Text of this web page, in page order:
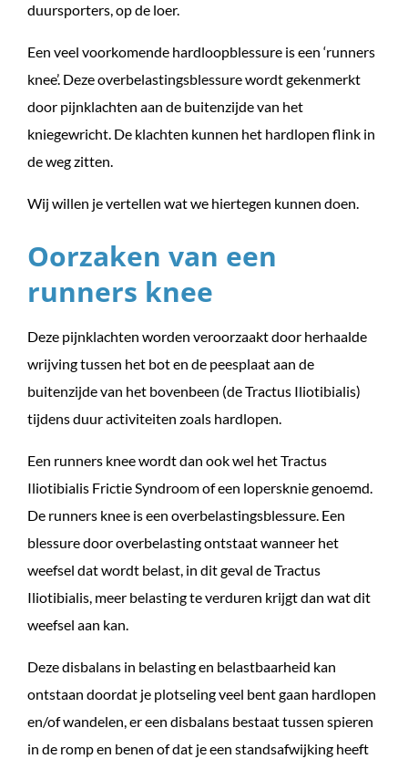
duursporters, op de loer.
Een veel voorkomende hardloopblessure is een ‘runners
knee’. Deze overbelastingsblessure wordt gekenmerkt
door pijnklachten aan de buitenzijde van het
kniegewricht. De klachten kunnen het hardlopen flink in
de weg zitten.
Wij willen je vertellen wat we hiertegen kunnen doen.
Oorzaken van een
runners knee
Deze pijnklachten worden veroorzaakt door herhaalde
wrijving tussen het bot en de peesplaat aan de
buitenzijde van het bovenbeen (de Tractus Iliotibialis)
tijdens duur activiteiten zoals hardlopen.
Een runners knee wordt dan ook wel het Tractus
Iliotibialis Frictie Syndroom of een lopersknie genoemd.
De runners knee is een overbelastingsblessure. Een
blessure door overbelasting ontstaat wanneer het
weefsel dat wordt belast, in dit geval de Tractus
Iliotibialis, meer belasting te verduren krijgt dan wat dit
weefsel aan kan.
Deze disbalans in belasting en belastbaarheid kan
ontstaan doordat je plotseling veel bent gaan hardlopen
en/of wandelen, er een disbalans bestaat tussen spieren
in de romp en benen of dat je een standsafwijking heeft